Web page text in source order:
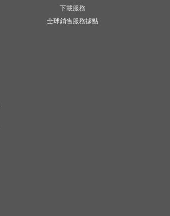
下載服務
全球銷售服務據點